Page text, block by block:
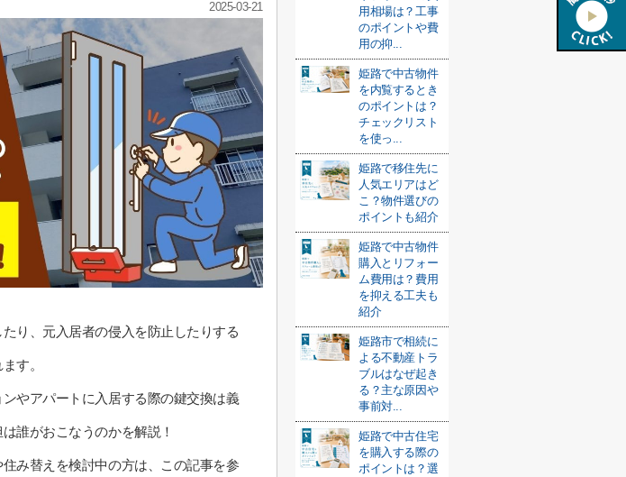
2025-03-21
り、元入居者の侵入を防止したりする
す。
やアパートに入居する際の鍵交換は義
誰がおこなうのかを解説！
み替えを検討中の方は、この記事を参
用相場は？工事
のポイントや費
用の抑...
姫路で中古物件
を内覧するとき
のポイントは？
チェックリスト
を使っ...
姫路で移住先に
人気エリアはど
こ？物件選びの
ポイントも紹介
姫路で中古物件
購入とリフォー
ム費用は？費用
を抑える工夫も
紹介
姫路市で相続に
よる不動産トラ
ブルはなぜ起き
る？主な原因や
事前対...
姫路で中古住宅
を購入する際の
ポイントは？選